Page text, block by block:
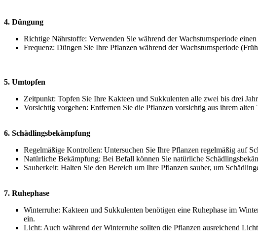
4. Düngung
Richtige Nährstoffe: Verwenden Sie während der Wachstumsperiode
Frequenz: Düngen Sie Ihre Pflanzen während der Wachstumsperiode
5. Umtopfen
Zeitpunkt: Topfen Sie Ihre Kakteen und Sukkulenten alle zwei bis drei
Vorsichtig vorgehen: Entfernen Sie die Pflanzen vorsichtig aus ihrem
6. Schädlingsbekämpfung
Regelmäßige Kontrollen: Untersuchen Sie Ihre Pflanzen regelmäßig auf
Natürliche Bekämpfung: Bei Befall können Sie natürliche
Sauberkeit: Halten Sie den Bereich um Ihre Pflanzen sauber, um
7. Ruhephase
Winterruhe: Kakteen und Sukkulenten benötigen eine Ruhephase im
ein.
Licht: Auch während der Winterruhe sollten die Pflanzen ausreichend